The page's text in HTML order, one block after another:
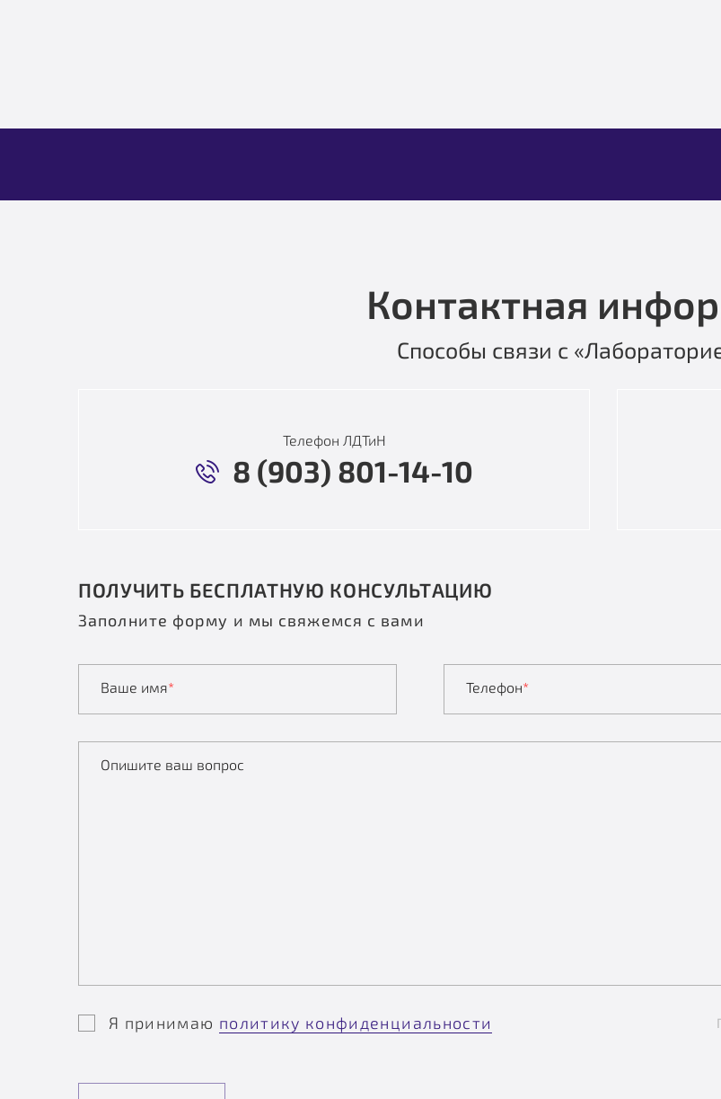
Контактная
Способы связи с
Телефон ЛДТиН
8 (903) 801-14-10
ПОЛУЧИТЬ БЕСПЛАТНУЮ КОНСУЛЬТАЦИЮ
Заполните форму и мы свяжемся с вами
Ваше имя* Телефон*
Опишите ваш вопрос
Я принимаю политику конфиденциальности